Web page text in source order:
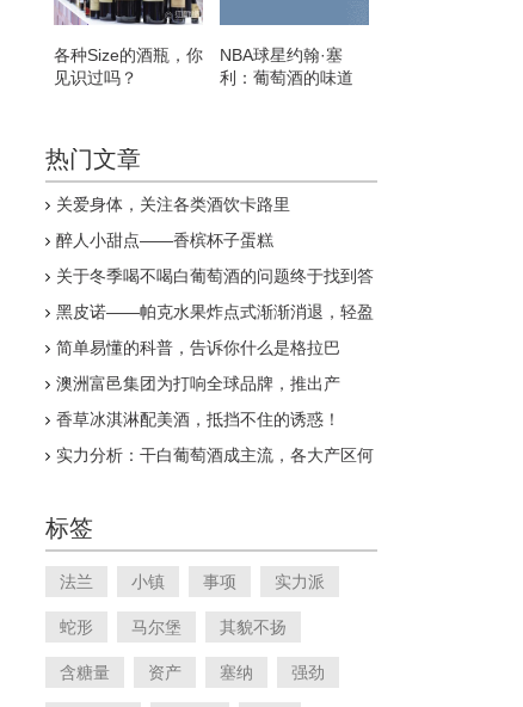
各种Size的酒瓶，你
见识过吗？
NBA球星约翰·塞
利：葡萄酒的味道
热门文章
关爱身体，关注各类酒饮卡路里
醉人小甜点——香槟杯子蛋糕
关于冬季喝不喝白葡萄酒的问题终于找到答
黑皮诺——帕克水果炸点式渐渐消退，轻盈
简单易懂的科普，告诉你什么是格拉巴
澳洲富邑集团为打响全球品牌，推出产
香草冰淇淋配美酒，抵挡不住的诱惑！
实力分析：干白葡萄酒成主流，各大产区何
标签
法兰 小镇 事项 实力派
蛇形 马尔堡 其貌不扬
含糖量 资产 塞纳 强劲